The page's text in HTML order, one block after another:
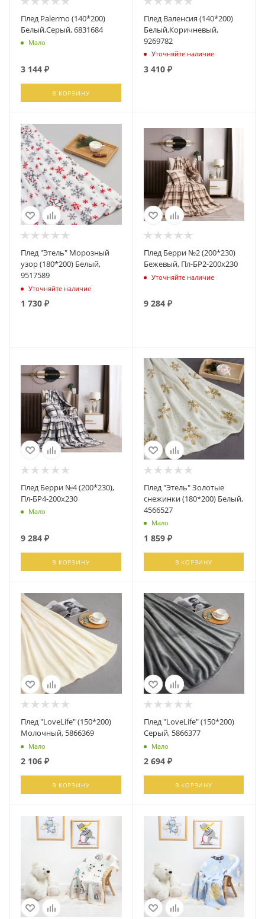
Плед Palermo (140*200)
Белый,Серый, 6831684
Мало
3 144 ₽
В КОРЗИНУ
Плед Валенсия (140*200)
Белый,Коричневый,
9269782
Уточняйте наличие
3 410₽
Плед "Этель" Морозный
узор (180*200) Белый,
9517589
Уточняйте наличие
1 730 ₽
Плед Берри №2 (200*230)
Бежевый, Пл-БР2-200х230
Уточняйте наличие
9 284₽
Плед Берри №4 (200*230),
Пл-БР4-200х230
Мало
9 284 ₽
В КОРЗИНУ
Плед "Этель" Золотые
снежинки (180*200) Белый,
4566527
Мало
1 859₽
В КОРЗИНУ
Плед "LoveLife" (150*200)
Молочный, 5866369
Мало
2 106 ₽
В КОРЗИНУ
Плед "LoveLife" (150*200)
Серый, 5866377
Мало
2 694₽
В КОРЗИНУ